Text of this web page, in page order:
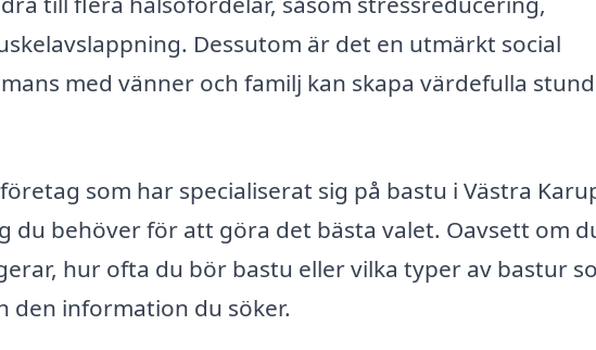
Dessutom är det en utmärkt social
med vänner och familj kan skapa värdefulla
som har specialiserat sig på bastu i Västra
du behöver för att göra det bästa valet. Oavsett om
hur ofta du bör bastu eller vilka typer av bastur
den information du söker.